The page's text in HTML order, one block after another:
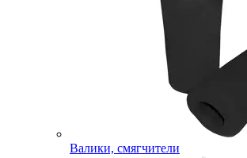
Валики, смягчители